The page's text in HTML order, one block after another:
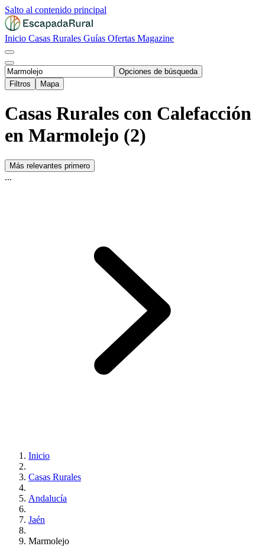
Salto al contenido principal
Inicio Casas Rurales Guías Ofertas Magazine
Opciones de búsqueda
Filtros
Mapa
Casas Rurales con Calefacción
en Marmolejo (2)
Más relevantes primero
...
Inicio
Casas Rurales
Andalucía
Jaén
Marmolejo